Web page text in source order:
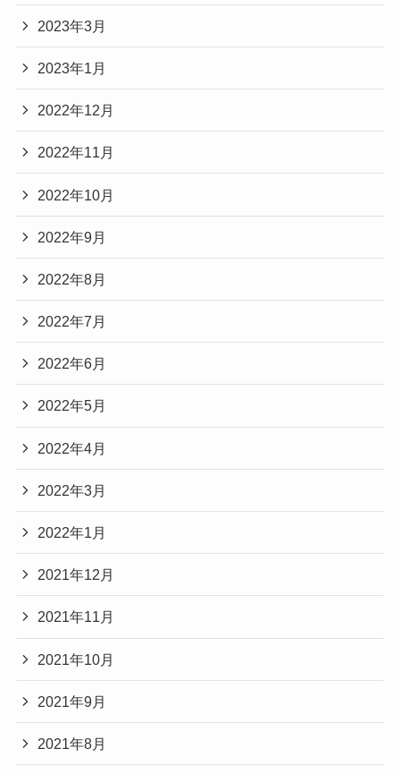
2023年3月
2023年1月
2022年12月
2022年11月
2022年10月
2022年9月
2022年8月
2022年7月
2022年6月
2022年5月
2022年4月
2022年3月
2022年1月
2021年12月
2021年11月
2021年10月
2021年9月
2021年8月